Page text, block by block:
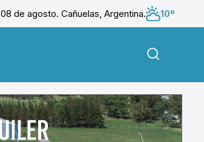
08 de agosto. Cañuelas, Argentina.
10º